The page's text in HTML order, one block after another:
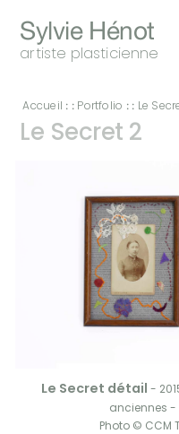
Sylvie Hénot
artiste plasticienne
Portfolio
A
Expositions
Contact
Accueil : : Portfolio : : Le
Le Secret 2
Le Secret détail -
anciennes -
Photo © CCM